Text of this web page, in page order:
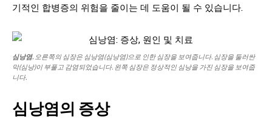
기적인 합병증의 위험을 줄이는 데 도움이 될 수 있습니다.
심낭염. 오른쪽의 심장은 심낭염(심낭염)으로 인한 심장을 보여줍니다. 심장을 둘러싼
막(심낭)이 부풀고 감염되었습니다. 왼쪽 심장은 정상적인 심낭을 가진 심장을 보여줍
니다.
심낭염의 증상